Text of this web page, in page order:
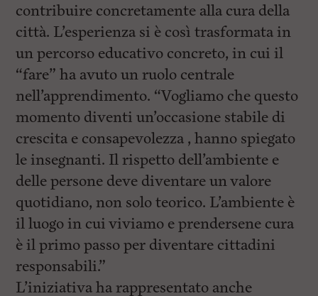
contribuire concretamente alla cura della
città. L’esperienza si è così trasformata in
un percorso educativo concreto, in cui il
“fare” ha avuto un ruolo centrale
nell’apprendimento. “Vogliamo che questo
momento diventi un’occasione stabile di
crescita e consapevolezza , hanno spiegato
le insegnanti. Il rispetto dell’ambiente e
delle persone deve diventare un valore
quotidiano, non solo teorico. L’ambiente è
il luogo in cui viviamo e prendersene cura
è il primo passo per diventare cittadini
responsabili.”
L’iniziativa ha rappresentato anche